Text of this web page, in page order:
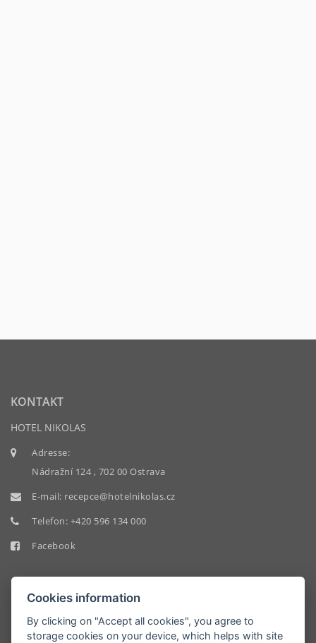
KONTAKT
HOTEL NIKOLAS
Adresse:
Nádražní 124 , 702 00 Ostrava
E-mail: recepce@hotelnikolas.cz
Telefon: +420 596 134 000
Facebook
HOTEL
Cookies information
By clicking on "Accept all cookies", you agree to
storage cookies on your device, which helps with site